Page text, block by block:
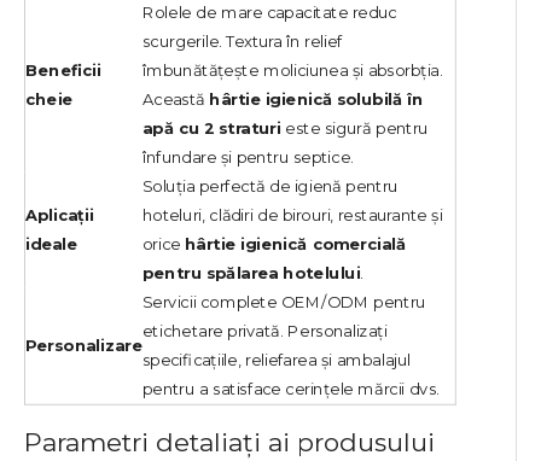
Beneficii
cheie
Rolele de mare capacitate reduc
scurgerile. Textura în relief
îmbunătățește moliciunea și absorbția.
Această hârtie igienică solubilă în
apă cu 2 straturi este sigură pentru
înfundare și pentru septice.
Aplicații
ideale
Soluția perfectă de igienă pentru
hoteluri, clădiri de birouri, restaurante și
orice hârtie igienică comercială
pentru spălarea hotelului.
Personalizare
Servicii complete OEM/ODM pentru
etichetare privată. Personalizați
specificațiile, reliefarea și ambalajul
pentru a satisface cerințele mărcii dvs.
Parametri detaliați ai produsului